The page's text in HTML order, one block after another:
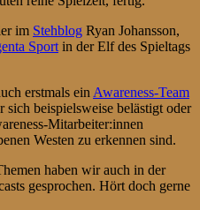
im Stehblog Ryan Johansson,
Sport in der Elf des Spieltags
erstmals ein Awareness-Team
beispielsweise belästigt oder
Mitarbeiter:innen
Westen zu erkennen sind.
haben wir auch in der
gesprochen. Hört doch gerne